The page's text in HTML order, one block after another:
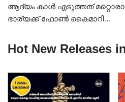
ആദ്യം കാൾ എടുത്തത്
ഭാര്യക്ക് ഫോൺ കൈമാറി…
Hot New Releases